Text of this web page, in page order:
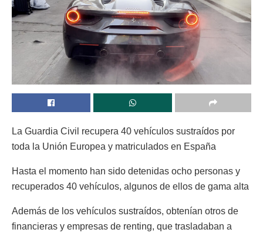
La Guardia Civil recupera 40 vehículos sustraídos por
toda la Unión Europea y matriculados en España
Hasta el momento han sido detenidas ocho personas y
recuperados 40 vehículos, algunos de ellos de gama alta
Además de los vehículos sustraídos, obtenían otros de
financieras y empresas de renting, que trasladaban a